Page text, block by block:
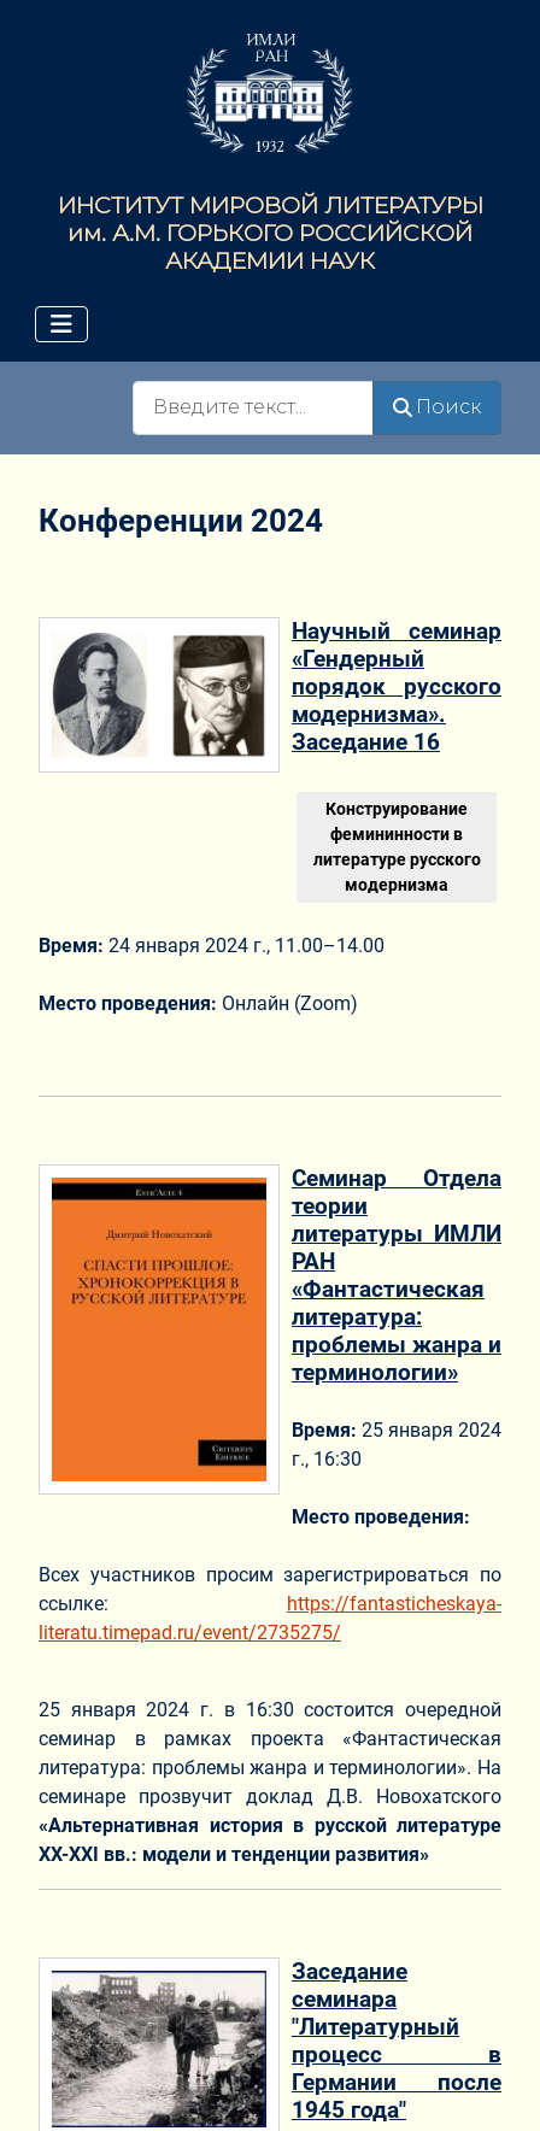
ИНСТИТУТ МИРОВОЙ ЛИТЕРАТУРЫ
им. А.М. ГОРЬКОГО РОССИЙСКОЙ
АКАДЕМИИ НАУК
Поиск
Конференции 2024
Научный семинар
«Гендерный
порядок русского
модернизма».
Заседание 16
Конструирование
фемининности в
литературе русского
модернизма
Время: 24 января 2024 г., 11.00–14.00
Место проведения: Онлайн (Zoom)
Семинар Отдела
теории
литературы ИМЛИ
РАН
«Фантастическая
литература:
проблемы жанра и
терминологии»
Время: 25 января 2024
г., 16:30
Место проведения:
Всех участников просим зарегистрироваться по
ссылке:
https://fantasticheskaya-
literatu.timepad.ru/event/2735275/
25 января 2024 г. в 16:30 состоится очередной
семинар в рамках проекта «Фантастическая
литература: проблемы жанра и терминологии». На
семинаре прозвучит доклад Д.В. Новохатского
«Альтернативная история в русской литературе
XX-XXI вв.: модели и тенденции развития»
Заседание
семинара
"Литературный
процесс в
Германии после
1945 года"